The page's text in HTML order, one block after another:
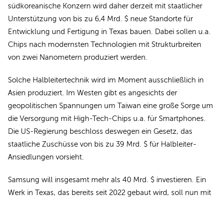
südkoreanische Konzern wird daher derzeit mit staatlicher
Unterstützung von bis zu 6,4 Mrd. $ neue Standorte für
Entwicklung und Fertigung in Texas bauen. Dabei sollen u.a.
Chips nach modernsten Technologien mit Strukturbreiten
von zwei Nanometern produziert werden.
Solche Halbleitertechnik wird im Moment ausschließlich in
Asien produziert. Im Westen gibt es angesichts der
geopolitischen Spannungen um Taiwan eine große Sorge um
die Versorgung mit High-Tech-Chips u.a. für Smartphones.
Die US-Regierung beschloss deswegen ein Gesetz, das
staatliche Zuschüsse von bis zu 39 Mrd. $ für Halbleiter-
Ansiedlungen vorsieht.
Samsung will insgesamt mehr als 40 Mrd. $ investieren. Ein
Werk in Texas, das bereits seit 2022 gebaut wird, soll nun mit